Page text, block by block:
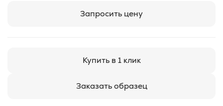
Запросить цену
Купить в 1 клик
Заказать образец